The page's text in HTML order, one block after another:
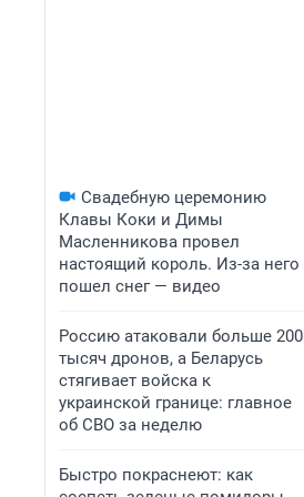
Свадебную церемонию
Клавы Коки и Димы
Масленникова провел
настоящий король. Из-за него
пошел снег — видео
Россию атаковали больше 200
тысяч дронов, а Беларусь
стягивает войска к
украинской границе: главное
об СВО за неделю
Быстро покраснеют: как